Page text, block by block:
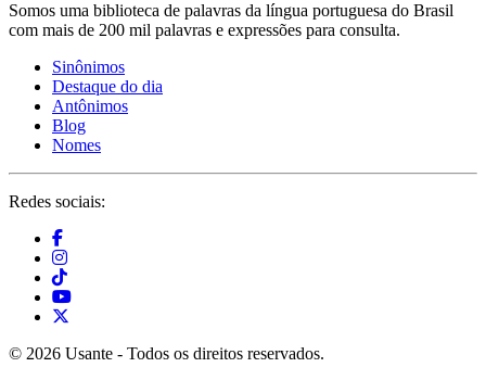
Somos uma biblioteca de palavras da língua portuguesa do Brasil
com mais de 200 mil palavras e expressões para consulta.
Sinônimos
Destaque do dia
Antônimos
Blog
Nomes
Redes sociais:
© 2026 Usante - Todos os direitos reservados.